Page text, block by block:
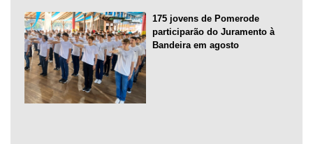
175 jovens de Pomerode
participarão do Juramento à
Bandeira em agosto